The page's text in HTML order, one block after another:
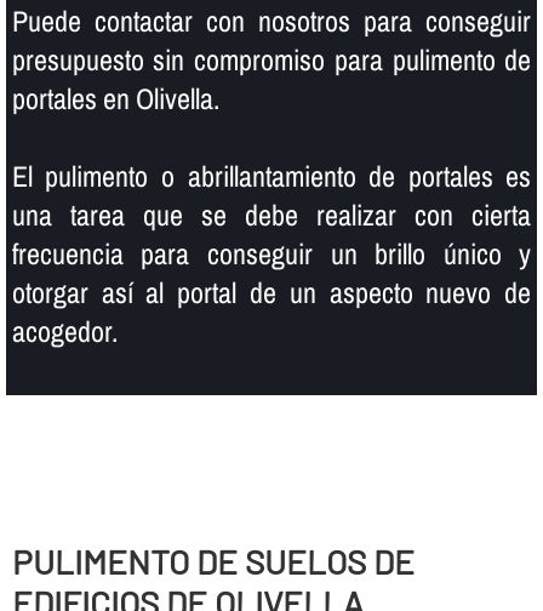
Puede contactar con nosotros para conseguir
presupuesto sin compromiso para pulimento de
portales en Olivella.
El pulimento o abrillantamiento de portales es
una tarea que se debe realizar con cierta
frecuencia para conseguir un brillo único y
otorgar así­ al portal de un aspecto nuevo de
acogedor.
PULIMENTO DE SUELOS DE
EDIFICIOS DE OLIVELLA